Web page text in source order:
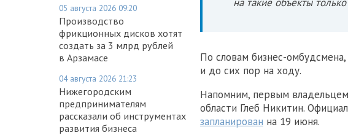
05 августа 2026 09:20
Производство
фрикционных дисков хотят
создать за 3 млрд рублей
в Арзамасе
04 августа 2026 21:23
Нижегородским
предпринимателям
рассказали об инструментах
развития бизнеса
на такие объекты
По словам бизнес-
и до сих пор на ходу.
Напомним, первым
области Глеб Никитин.
запланирован на 19 июня.